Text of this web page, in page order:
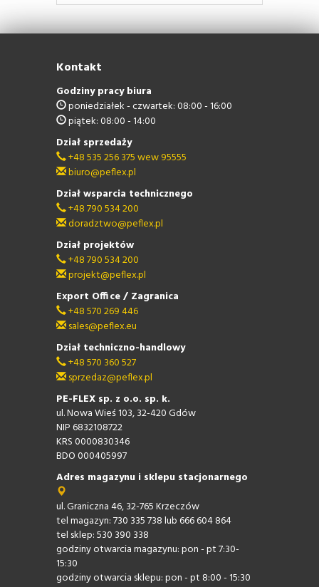
Kontakt
Godziny pracy biura
poniedziałek - czwartek: 08:00 - 16:00
piątek: 08:00 - 14:00
Dział sprzedaży
+48 535 256 375 wew 95555
biuro@peflex.pl
Dział wsparcia technicznego
+48 790 534 200
doradztwo@peflex.pl
Dział projektów
+48 790 534 200
projekt@peflex.pl
Export Office / Zagranica
+48 570 269 446
sales@peflex.eu
Dział techniczno-handlowy
+48 570 360 527
sprzedaz@peflex.pl
PE-FLEX sp. z o.o. sp. k.
ul. Nowa Wieś 103, 32-420 Gdów
NIP 6832108722
KRS 0000830346
BDO 000405997
Adres magazynu i sklepu stacjonarnego
ul. Graniczna 46, 32-765 Krzeczów
tel magazyn: 730 335 738 lub 666 604 864
tel sklep: 530 390 338
godziny otwarcia magazynu: pon - pt 7:30-
15:30
godziny otwarcia sklepu: pon - pt 8:00 - 15:30